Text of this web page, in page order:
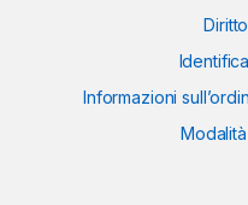
Informazioni